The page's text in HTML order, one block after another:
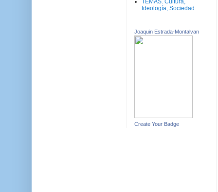
TEMAS. Cultura,
Ideología, Sociedad
Joaquin Estrada-Montalvan
Create Your Badge